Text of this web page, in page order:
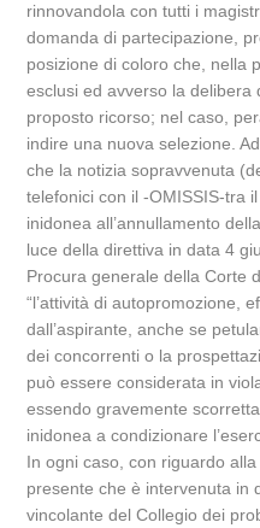
rinnovandola con tutti i
domanda di partecipazione,
posizione di coloro che, nella
esclusi ed avverso la delibera
proposto ricorso; nel caso,
indire una nuova selezione.
che la notizia sopravvenuta
telefonici con il -OMISSIS-tra
inidonea all’annullamento
luce della direttiva in data 4
Procura generale della Corte
“l’attività di autopromozione,
dall’aspirante, anche se
dei concorrenti o la
può essere considerata in
essendo gravemente
inidonea a condizionare
In ogni caso, con riguardo
presente che è intervenuta in
vincolante del Collegio dei